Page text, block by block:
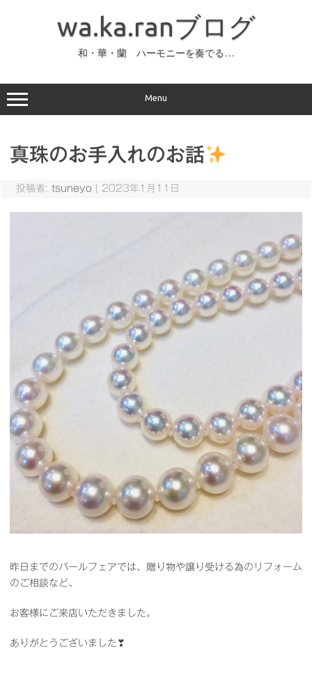
ッ
プ
wa.ka.ranブログ
和・華・蘭 ハーモニーを奏でる…
Menu
真珠のお手入れのお話
投稿者: tsuneyo 2023年1月11日
昨日までのパールフェアでは、贈り物や譲り受ける為のリフォーム
のご相談など、
お客様にご来店いただきました。
ありがとうございました❣